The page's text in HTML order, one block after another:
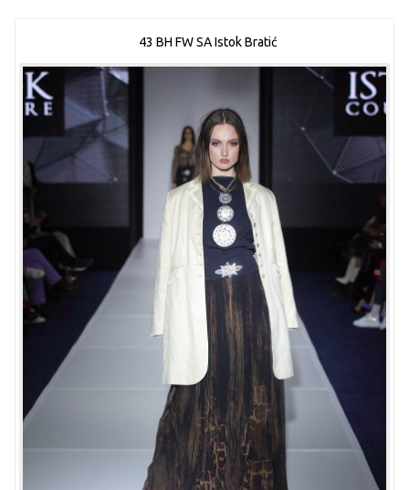
43 BH FW SA Istok Bratić